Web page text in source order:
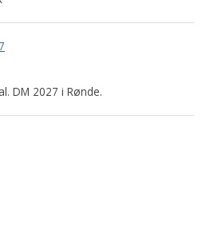
DM 2027 i Rønde.